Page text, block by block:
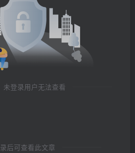
未登录用户无法查看
后可查看此文章